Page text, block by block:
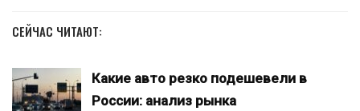
СЕЙЧАС ЧИТАЮТ:
Какие авто резко подешевели в
России: анализ рынка